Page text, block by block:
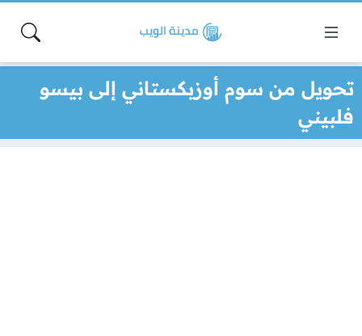
تحويل من سوم أوزبكستاني إلى بيسو
فلبيني